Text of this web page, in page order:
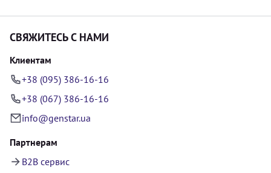
СВЯЖИТЕСЬ С НАМИ
Клиентам
+38 (095) 386-16-16
+38 (067) 386-16-16
info@genstar.ua
Партнерам
B2B сервис